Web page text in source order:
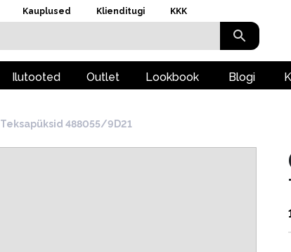
Kauplused Klienditugi KKK
Ilutooted Outlet Lookbook Blogi
Teksapüksid 488055/9D21